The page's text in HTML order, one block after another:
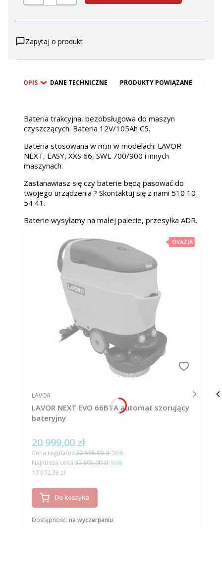
Zapytaj o produkt
OPIS DANE TECHNICZNE PRODUKTY POWIĄZANE
Bateria trakcyjna, bezobsługowa do maszyn
czyszczących. Bateria 12V/105Ah C5.
Bateria stosowana w m.in w modelach: LAVOR
NEXT, EASY, XXS 66, SWL 700/900 i innych
maszynach.
Zastanawiasz się czy baterie będą pasować do
twojego urządzenia ? Skontaktuj się z nami 510 10
54 41.
Baterie wysyłamy na małej palecie, przesyłka ADR.
OKAZJA
LAVOR NEXT EVO 66BTA automat szorujący
bateryjny
PRODUCENT
LAVOR
Cena promocyjna
20 999,00 zł
Cena regularna:32 595,00 zł-36%
Najniższa cena:32 595,00 zł-36%
Cena
17 072,36 zł
Do koszyka
Dostępność: na wyczerpaniu